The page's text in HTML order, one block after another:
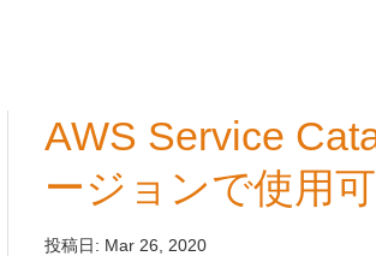
AWS Service
ージョンで使用
投稿日: Mar 26, 2020